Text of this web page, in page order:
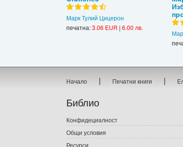
Марк Тулий Цицерон
печатна:3.06 EUR | 6.00 лв.
Начало | Печатни книги |
Библио
Конфидециалност
Общи условия
Ресурси